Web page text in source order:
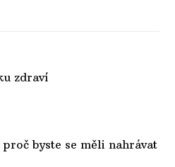
zdraví
proč byste se měli nahrávat